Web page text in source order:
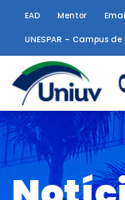
EAD Mentor
UNESPAR – Campus